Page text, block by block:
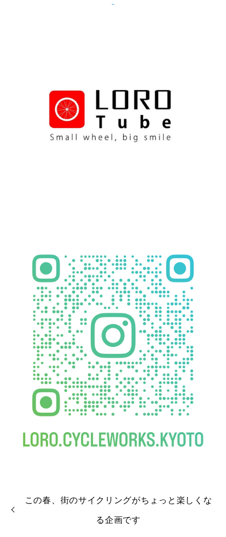
この春、街のサイクリングがちょっと楽しくな
る企画です